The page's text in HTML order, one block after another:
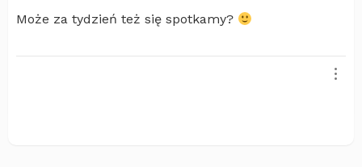
Może za tydzień też się spotkamy?